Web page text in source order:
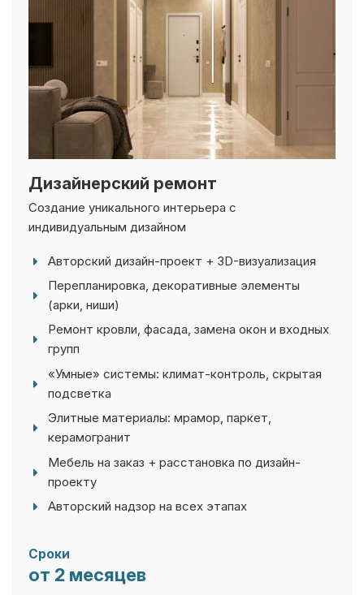
Создание уникального интерьера с
индивидуальным дизайном
Перепланировка, декоративные элементы
(арки, ниши)
Ремонт кровли, фасада, замена окон и входных
групп
«Умные» системы: климат-контроль, скрытая
подсветка
Элитные материалы: мрамор, паркет,
керамогранит
Мебель на заказ + расстановка по дизайн-
проекту
Авторский надзор на всех этапах
от 2 месяцев